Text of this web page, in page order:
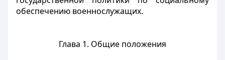
обеспечению военнослужащих.
Глава 1. Общие положения